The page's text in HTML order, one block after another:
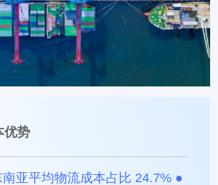
优势
亚平均物流成本占比 24.7% ●